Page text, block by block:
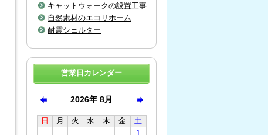
キャットウォークの設置工事
自然素材のエコリホーム
耐震シェルター
営業日カレンダー